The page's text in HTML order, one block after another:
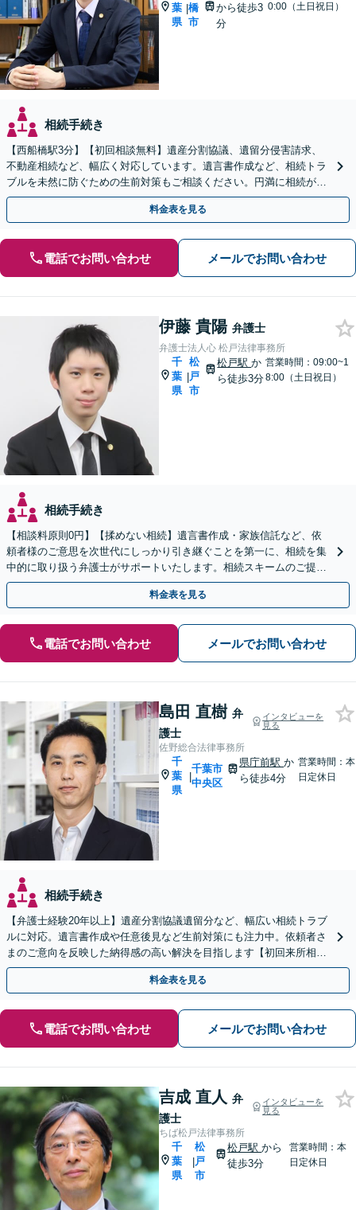
葉
県
|橋
市
から徒歩3
分
0:00（土日祝日）
相続手続き
【西船橋駅3分】【初回相談無料】遺産分割協議、遺留分侵害請求、
不動産相続など、幅広く対応しています。遺言書作成など、相続トラ
ブルを未然に防ぐための生前対策もご相談ください。円満に相続が終
えられるよう、全力でサポートいたします。
料金表を見る
電話でお問い合わせ メールでお問い合わせ
伊藤 貴陽 弁護士
弁護士法人心 松戸法律事務所
千
葉
県
|
松
戸
市
松戸駅か
ら徒歩3分
営業時間：09:00~1
8:00（土日祝日）
相続手続き
【相談料原則0円】【揉めない相続】遺言書作成・家族信託など、依
頼者様のご意思を次世代にしっかり引き継ぐことを第一に、相続を集
中的に取り扱う弁護士がサポートいたします。相続スキームのご提案
から遺言執行まで責任を持って対応させていただきます。
料金表を見る
電話でお問い合わせ メールでお問い合わせ
島田 直樹 弁
護士
インタビューを
見る
佐野総合法律事務所
千
葉
県
|
千葉市
中央区
県庁前駅か
ら徒歩4分
営業時間：本
日定休日
相続手続き
【弁護士経験20年以上】遺産分割協議遺留分など、幅広い相続トラブ
ルに対応。遺言書作成や任意後見など生前対策にも注力中。依頼者さ
まのご意向を反映した納得感の高い解決を目指します【初回来所相談
無料】【電話相談・web面談可】【千葉中央駅5分】
料金表を見る
電話でお問い合わせ メールでお問い合わせ
吉成 直人 弁
護士
インタビューを
見る
ちば松戸法律事務所
千
葉
県
|
松
戸
市
松戸駅から
徒歩3分
営業時間：本
日定休日